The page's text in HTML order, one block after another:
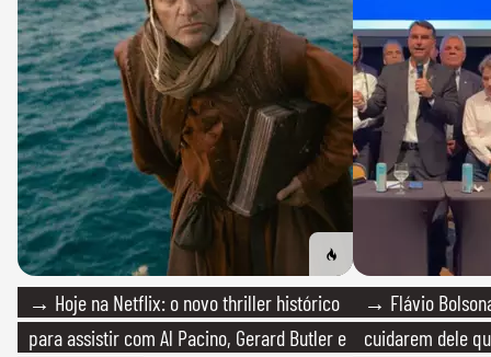
→ Hoje na Netflix: o novo thriller histórico
para assistir com Al Pacino, Gerard Butler e
→ Flávio
cuidarem dele